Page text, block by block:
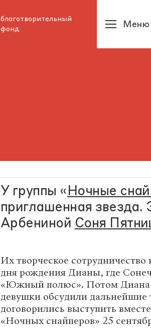
благотворительный
фонд
Меню
У группы « Ночные
приглашенная
Арбениной Соня
Их творческое сотрудничество
дня рождения Дианы, где
«Южный полюс». Потом Диана
девушки обсудили дальнейшие
договорились выступить
«Ночных снайперов» 25